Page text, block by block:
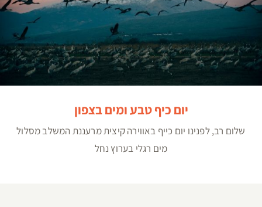
יום כיף טבע ומים בצפון
יום כיף טבע ומים בצפון
שלום רב, לפנינו יום כייף באווירה קיצית מרעננת המשלב מסלול
מים רגלי בערוץ נחל